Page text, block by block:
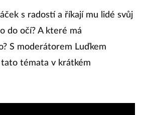
s radostí a říkají mu lidé svůj
do očí? A které má
S moderátorem Luďkem
témata v krátkém